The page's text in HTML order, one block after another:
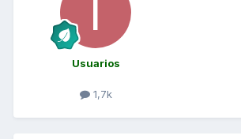
Usuarios
1,7k